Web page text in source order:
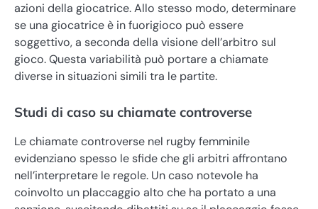
azioni della giocatrice. Allo stesso modo, determinare
se una giocatrice è in fuorigioco può essere
soggettivo, a seconda della visione dell’arbitro sul
gioco. Questa variabilità può portare a chiamate
diverse in situazioni simili tra le partite.
Studi di caso su chiamate controverse
Le chiamate controverse nel rugby femminile
evidenziano spesso le sfide che gli arbitri affrontano
nell’interpretare le regole. Un caso notevole ha
coinvolto un placcaggio alto che ha portato a una